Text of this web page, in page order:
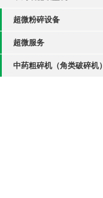
超微粉碎设备
超微服务
中药粗碎机（角类破碎机）